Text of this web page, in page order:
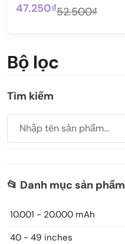
47.250₫52.500₫
Bộ lọc
Tìm kiếm
📂 Danh mục sản phẩm
10.001 - 20.000 mAh
40 - 49 inches